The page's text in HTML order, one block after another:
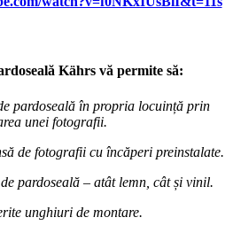
Kährs vă permite să:
pardoseală în propria locuință prin
unei fotografii.
de fotografii cu încăperi preinstalate.
pardoseală – atât lemn, cât și vinil.
unghiuri de montare.